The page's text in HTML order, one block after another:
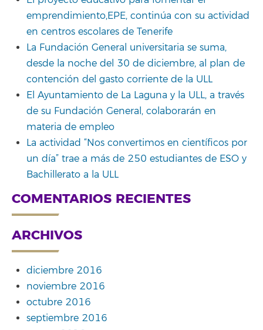
emprendimiento,EPE, continúa con su actividad
en centros escolares de Tenerife
La Fundación General universitaria se suma,
desde la noche del 30 de diciembre, al plan de
contención del gasto corriente de la ULL
El Ayuntamiento de La Laguna y la ULL, a través
de su Fundación General, colaborarán en
materia de empleo
La actividad “Nos convertimos en científicos por
un día” trae a más de 250 estudiantes de ESO y
Bachillerato a la ULL
COMENTARIOS RECIENTES
ARCHIVOS
diciembre 2016
noviembre 2016
octubre 2016
septiembre 2016